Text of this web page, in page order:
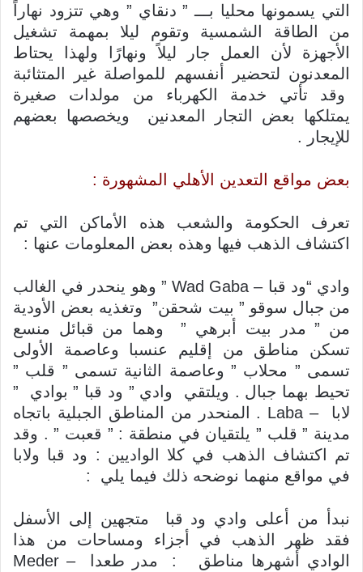
التي يسمونها محليا بـــ ” دنقاي ” وهي تتزود نهاراً
من الطاقة الشمسية وتقوم ليلا بمهمة تشغيل
الأجهزة لأن العمل جار ليلاً ونهارًا ولهذا يحتاط
المعدنون لتحضير أنفسهم للمواصلة غير المتثائبة
وقد تأتي خدمة الكهرباء من مولدات صغيرة
يمتلكها بعض التجار المعدنين ويخصصها بعضهم
للإيجار .
بعض مواقع التعدين الأهلي المشهورة :
تعرف الحكومة والشعب هذه الأماكن التي تم
اكتشاف الذهب فيها وهذه بعض المعلومات عنها :
وادي “ود قبا – Wad Gaba ” وهو ينحدر في الغالب
من جبال سوقو ” بيت شحقن” وتغذيه بعض الأودية
من ” مدر بيت أبرهي ” وهما من قبائل منسع
تسكن مناطق من إقليم عنسبا وعاصمة الأولى
تسمى ” محلاب ” وعاصمة الثانية تسمى ” قلب ”
تحيط بهما جبال . ويلتقي وادي ” ود قبا ” بوادي ”
لابا – Laba . المنحدر من المناطق الجبلية باتجاه
مدينة ” قلب ” يلتقيان في منطقة : ” قعبت ” . وقد
تم اكتشاف الذهب في كلا الواديين : ود قبا ولابا
في مواقع منهما نوضحه ذلك فيما يلي :
نبدأ من أعلى وادي ود قبا متجهين إلى الأسفل
فقد ظهر الذهب في أجزاء ومساحات من هذا
الوادي أشهرها مناطق : مدر طعدا – Meder